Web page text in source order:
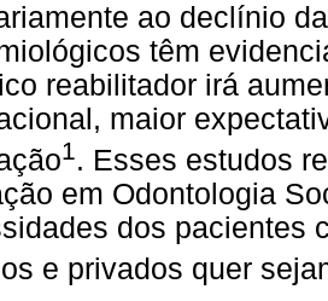
ao declínio
têm
reabilitador irá
maior
1. Esses estudos
em Odontologia
dos pacientes
e privados quer